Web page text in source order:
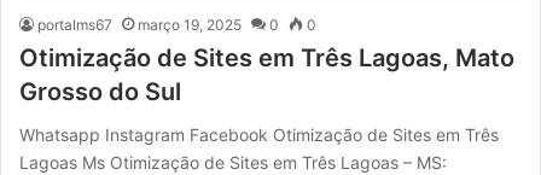
portalms67 março 19, 2025 0 0
Otimização de Sites em Três Lagoas, Mato
Grosso do Sul
Whatsapp Instagram Facebook Otimização de Sites em Três
Lagoas Ms Otimização de Sites em Três Lagoas – MS: